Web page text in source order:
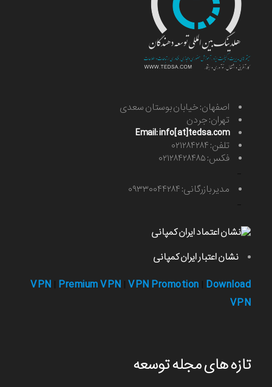
اصفهان: خیابان بوستان سعدی
تهران: جردن
Email: info[at]tedsa.com
تلفن: ۰۲۱۲۸۴۲۸۴
فکس: ۰۲۱۲۸۴۲۸۴۸۵
مدیر بازرگانی: ۰۹۳۳۰۰۴۴۲۸۴
نشان اعتبار ایران کمپانی
VPN Premium VPN VPN Promotion Download
VPN
تازه های مجله توسعه